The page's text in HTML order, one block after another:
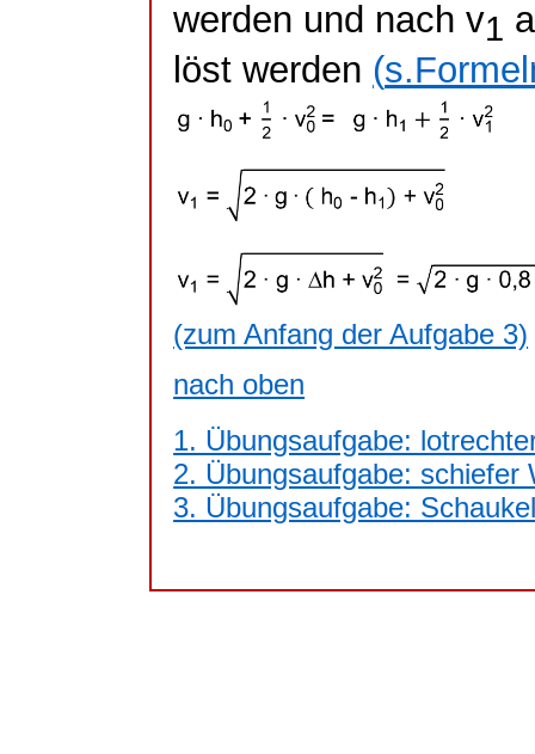
werden und nach v1
löst werden (
(zum Anfang der Aufgabe 3)
nach oben
1. Übungsaufgabe:
2. Übungsaufgabe: schiefer
3. Übungsaufgabe: